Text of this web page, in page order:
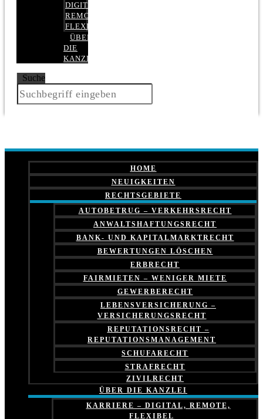
DIGITAL,
REMOTE,
FLEXIBEL
ÜBER
DIE
KANZLEI
Suche
HOME
NEUIGKEITEN
RECHTSGEBIETE
AUTOBETRUG – VERKEHRSRECHT
ANWALTSHAFTUNGSRECHT
BANK- UND KAPITALMARKTRECHT
BEWERTUNGEN LÖSCHEN
ERBRECHT
FAIRMIETEN – WENIGER MIETE
GEWERBERECHT
LEBENSVERSICHERUNG –
VERSICHERUNGSRECHT
REPUTATIONSRECHT –
REPUTATIONSMANAGEMENT
SCHUFARECHT
STRAFRECHT
ZIVILRECHT
ÜBER DIE KANZLEI
KARRIERE – DIGITAL, REMOTE,
FLEXIBEL